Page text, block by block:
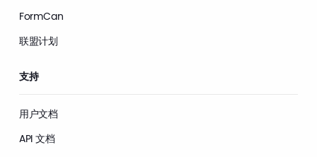
FormCan
联盟计划
支持
用户文档
API 文档